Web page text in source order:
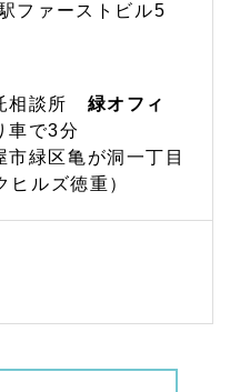
ファーストビル5
相談所 緑オフィ
で3分
市緑区亀が洞一丁目
ルズ徳重）